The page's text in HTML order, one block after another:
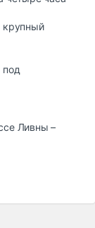
крупный
под
Ливны –